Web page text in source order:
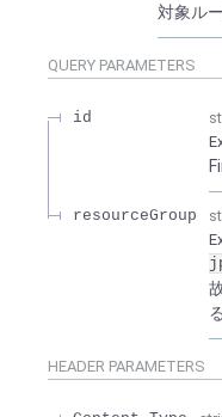
対象ル
QUERY PARAMETERS
id
resourceGroup
HEADER PARAMETERS